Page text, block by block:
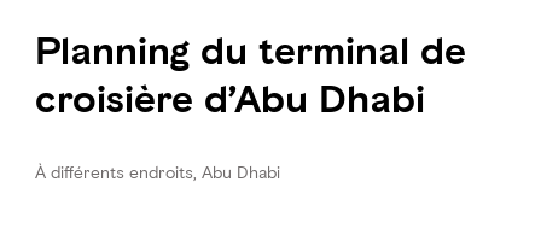
Planning du terminal de
croisière d’Abu Dhabi
À différents endroits, Abu Dhabi